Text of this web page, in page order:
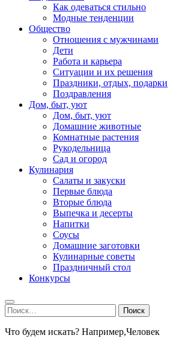
Как одеваться стильно
Модные тенденции
Общество
Отношения с мужчинами
Дети
Работа и карьера
Ситуации и их решения
Праздники, отдых, подарки
Поздравления
Дом, быт, уют
Дом, быт, уют
Домашние животные
Комнатные растения
Рукодельница
Сад и огород
Кулинария
Салаты и закуски
Первые блюда
Вторые блюда
Выпечка и десерты
Напитки
Соусы
Домашние заготовки
Кулинарные советы
Праздничный стол
Конкурсы
Найти:
Что будем искать? Например,Человек